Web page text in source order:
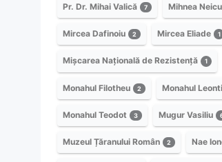
Pr. Dr. Mihai Valică 7 Mihnea Neicu
Mircea Dafinoiu 2 Mircea Eliade 1
Mișcarea Națională de Rezistență 1
Monahul Filotheu 2 Monahul
Monahul Teodot 3 Mugur Vasiliu
Muzeul Țăranului Român 2 Nae